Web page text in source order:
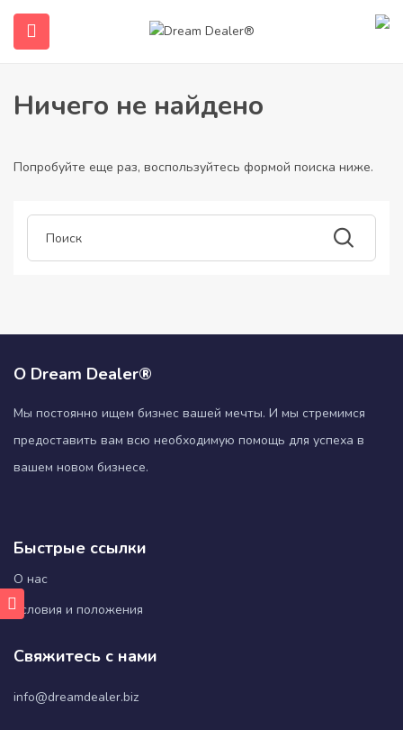
(Русский)
Дом Статьи, опубликованные yerjayden89859
Yerjayden89859
Ничего не найдено
Попробуйте еще раз, воспользуйтесь формой поиска ниже.
О Dream Dealer®
Мы постоянно ищем бизнес вашей мечты. И мы стремимся
предоставить вам всю необходимую помощь для успеха в
вашем новом бизнесе.
Быстрые ссылки
О нас
Условия и положения
Свяжитесь с нами
info@dreamdealer.biz